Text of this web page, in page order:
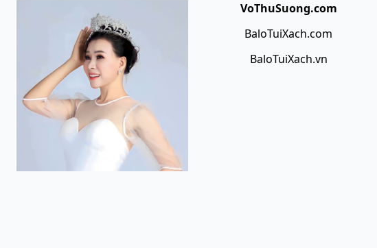
VoThuSuong.com
BaloTuiXach.com
BaloTuiXach.vn